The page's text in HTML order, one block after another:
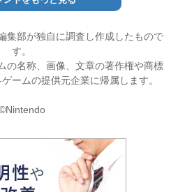
集部が独自に調査し作成したもので
す。
の名称、画像、文章の著作権や商標
ームの提供元企業に帰属します。